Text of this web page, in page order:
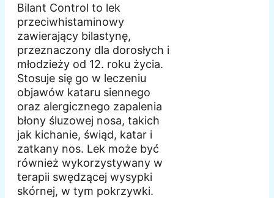
Bilant Control to lek
przeciwhistaminowy
zawierający bilastynę,
przeznaczony dla dorosłych i
młodzieży od 12. roku życia.
Stosuje się go w leczeniu
objawów kataru siennego
oraz alergicznego zapalenia
błony śluzowej nosa, takich
jak kichanie, świąd, katar i
zatkany nos. Lek może być
również wykorzystywany w
terapii swędzącej wysypki
skórnej, w tym pokrzywki.